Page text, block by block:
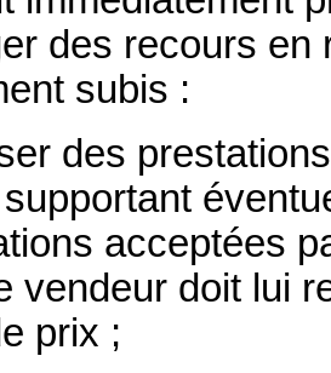
des recours en
subis :
des
acceptées
vendeur doit lui
prix ;